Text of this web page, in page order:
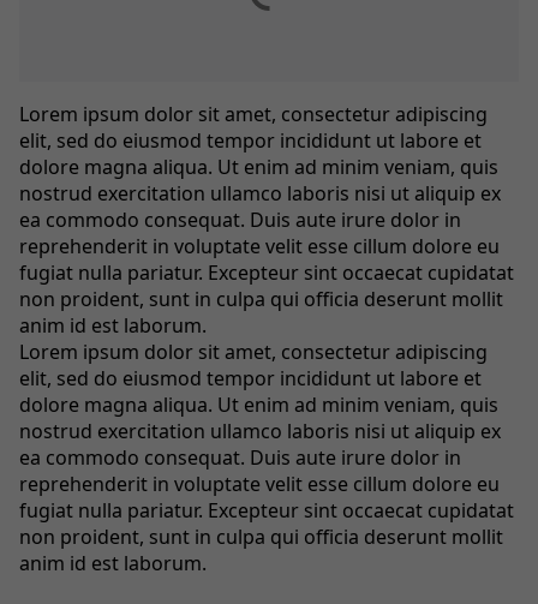
Lorem ipsum dolor sit amet, consectetur adipiscing
elit, sed do eiusmod tempor incididunt ut labore et
dolore magna aliqua. Ut enim ad minim veniam, quis
nostrud exercitation ullamco laboris nisi ut aliquip ex
ea commodo consequat. Duis aute irure dolor in
reprehenderit in voluptate velit esse cillum dolore eu
fugiat nulla pariatur. Excepteur sint occaecat cupidatat
non proident, sunt in culpa qui officia deserunt mollit
anim id est laborum.
Lorem ipsum dolor sit amet, consectetur adipiscing
elit, sed do eiusmod tempor incididunt ut labore et
dolore magna aliqua. Ut enim ad minim veniam, quis
nostrud exercitation ullamco laboris nisi ut aliquip ex
ea commodo consequat. Duis aute irure dolor in
reprehenderit in voluptate velit esse cillum dolore eu
fugiat nulla pariatur. Excepteur sint occaecat cupidatat
non proident, sunt in culpa qui officia deserunt mollit
anim id est laborum.